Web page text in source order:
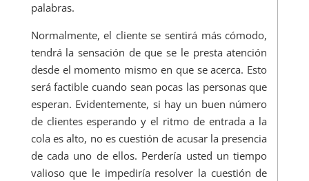
palabras.
Normalmente, el cliente se sentirá más cómodo,
tendrá la sensación de que se le presta atención
desde el momento mismo en que se acerca. Esto
será factible cuando sean pocas las personas que
esperan. Evidentemente, si hay un buen número
de clientes esperando y el ritmo de entrada a la
cola es alto, no es cuestión de acusar la presencia
de cada uno de ellos. Perdería usted un tiempo
valioso que le impediría resolver la cuestión de